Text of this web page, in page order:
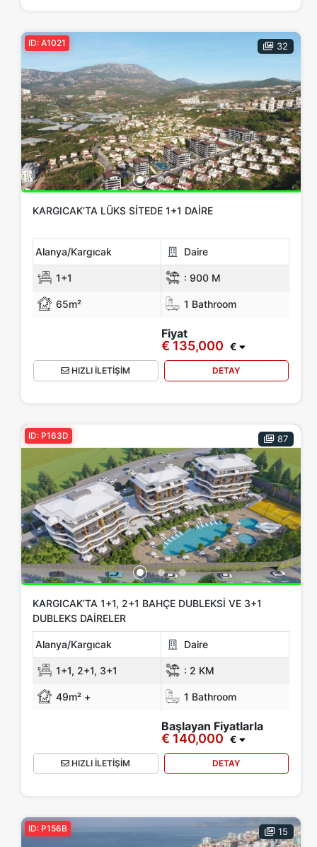
32
ID: A1021
KARGICAK’TA LÜKS SITEDE 1+1 DAIRE
Alanya/Kargıcak Daire
1+1 : 900 M
65m² 1 Bathroom
Fiyat
€ 135,000 €
HIZLI İLETİŞİM DETAY
87
ID: P163D
KARGICAK’TA 1+1, 2+1 BAHÇE DUBLEKSI VE 3+1
DUBLEKS DAIRELER
Alanya/Kargıcak Daire
1+1, 2+1, 3+1 : 2 KM
49m² + 1 Bathroom
Başlayan Fiyatlarla
€ 140,000 €
HIZLI İLETİŞİM DETAY
15
ID: P156B